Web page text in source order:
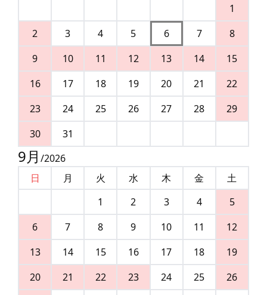
1
2
3 4 5 6 7
8
9
10 11 12 13 14
15
16
17 18 19 20 21
22
23
24 25 26 27 28
29
30
31
9月 /2026
日
月 火 水 木 金
土
1
2 3 4
5
6
7 8 9 10 11
12
13
14 15 16 17 18
19
20
21 22 23 24 25
26